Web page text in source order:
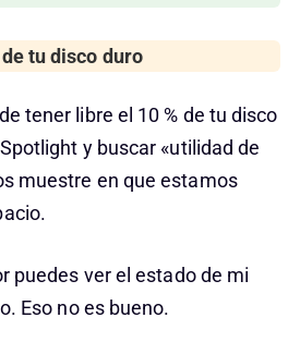
tu disco duro
tener libre el 10 % de tu disco
y buscar «utilidad de
muestre en que estamos
puedes ver el estado de mi
Eso no es bueno.